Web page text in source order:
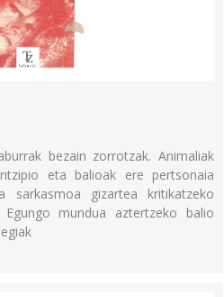
bezain zorrotzak. Animaliak
eta balioak ere pertsonaia
sarkasmoa gizartea kritikatzeko
mundua aztertzeko balio